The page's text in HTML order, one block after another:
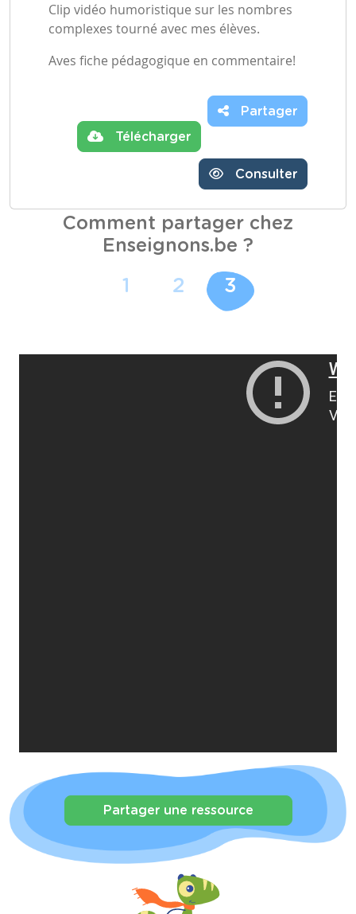
Clip vidéo humoristique sur les nombres
complexes tourné avec mes élèves.
Aves fiche pédagogique en commentaire!
Télécharger
Partager
Consulter
Comment partager chez
Enseignons.be ?
1 2 3
Partager une ressource